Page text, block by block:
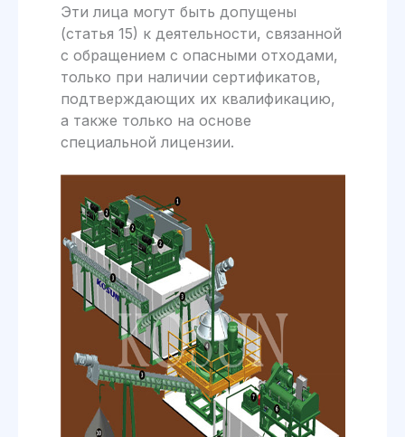
Эти лица могут быть допущены
(статья 15) к деятельности, связанной
с обращением с опасными отходами,
только при наличии сертификатов,
подтверждающих их квалификацию,
а также только на основе
специальной лицензии.